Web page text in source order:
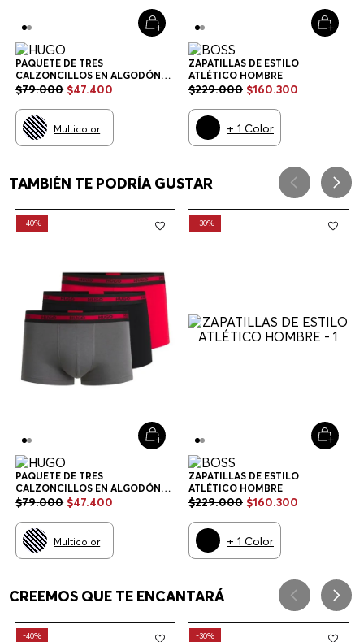
PAQUETE DE TRES
CALZONCILLOS EN ALGODÓN
ELÁSTICO CON LOGOS EN LA
HOMBRE
$79.000 $47.400
Multicolor
ZAPATILLAS DE ESTILO
ATLÉTICO HOMBRE
$229.000 $160.300
+ 1 Color
TAMBIÉN TE PODRÍA GUSTAR
-40%
PAQUETE DE TRES
CALZONCILLOS EN ALGODÓN
ELÁSTICO CON LOGOS EN LA
CINTURA CALZONCILLOS
HOMBRE
$79.000 $47.400
Multicolor
-30%
ZAPATILLAS DE ESTILO
ATLÉTICO HOMBRE
$229.000 $160.300
+ 1 Color
CREEMOS QUE TE ENCANTARÁ
-40% -30%